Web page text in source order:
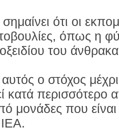
ότι οι
όπως η
του
αυτός ο στόχος
κατά περισσότερο
μονάδες που